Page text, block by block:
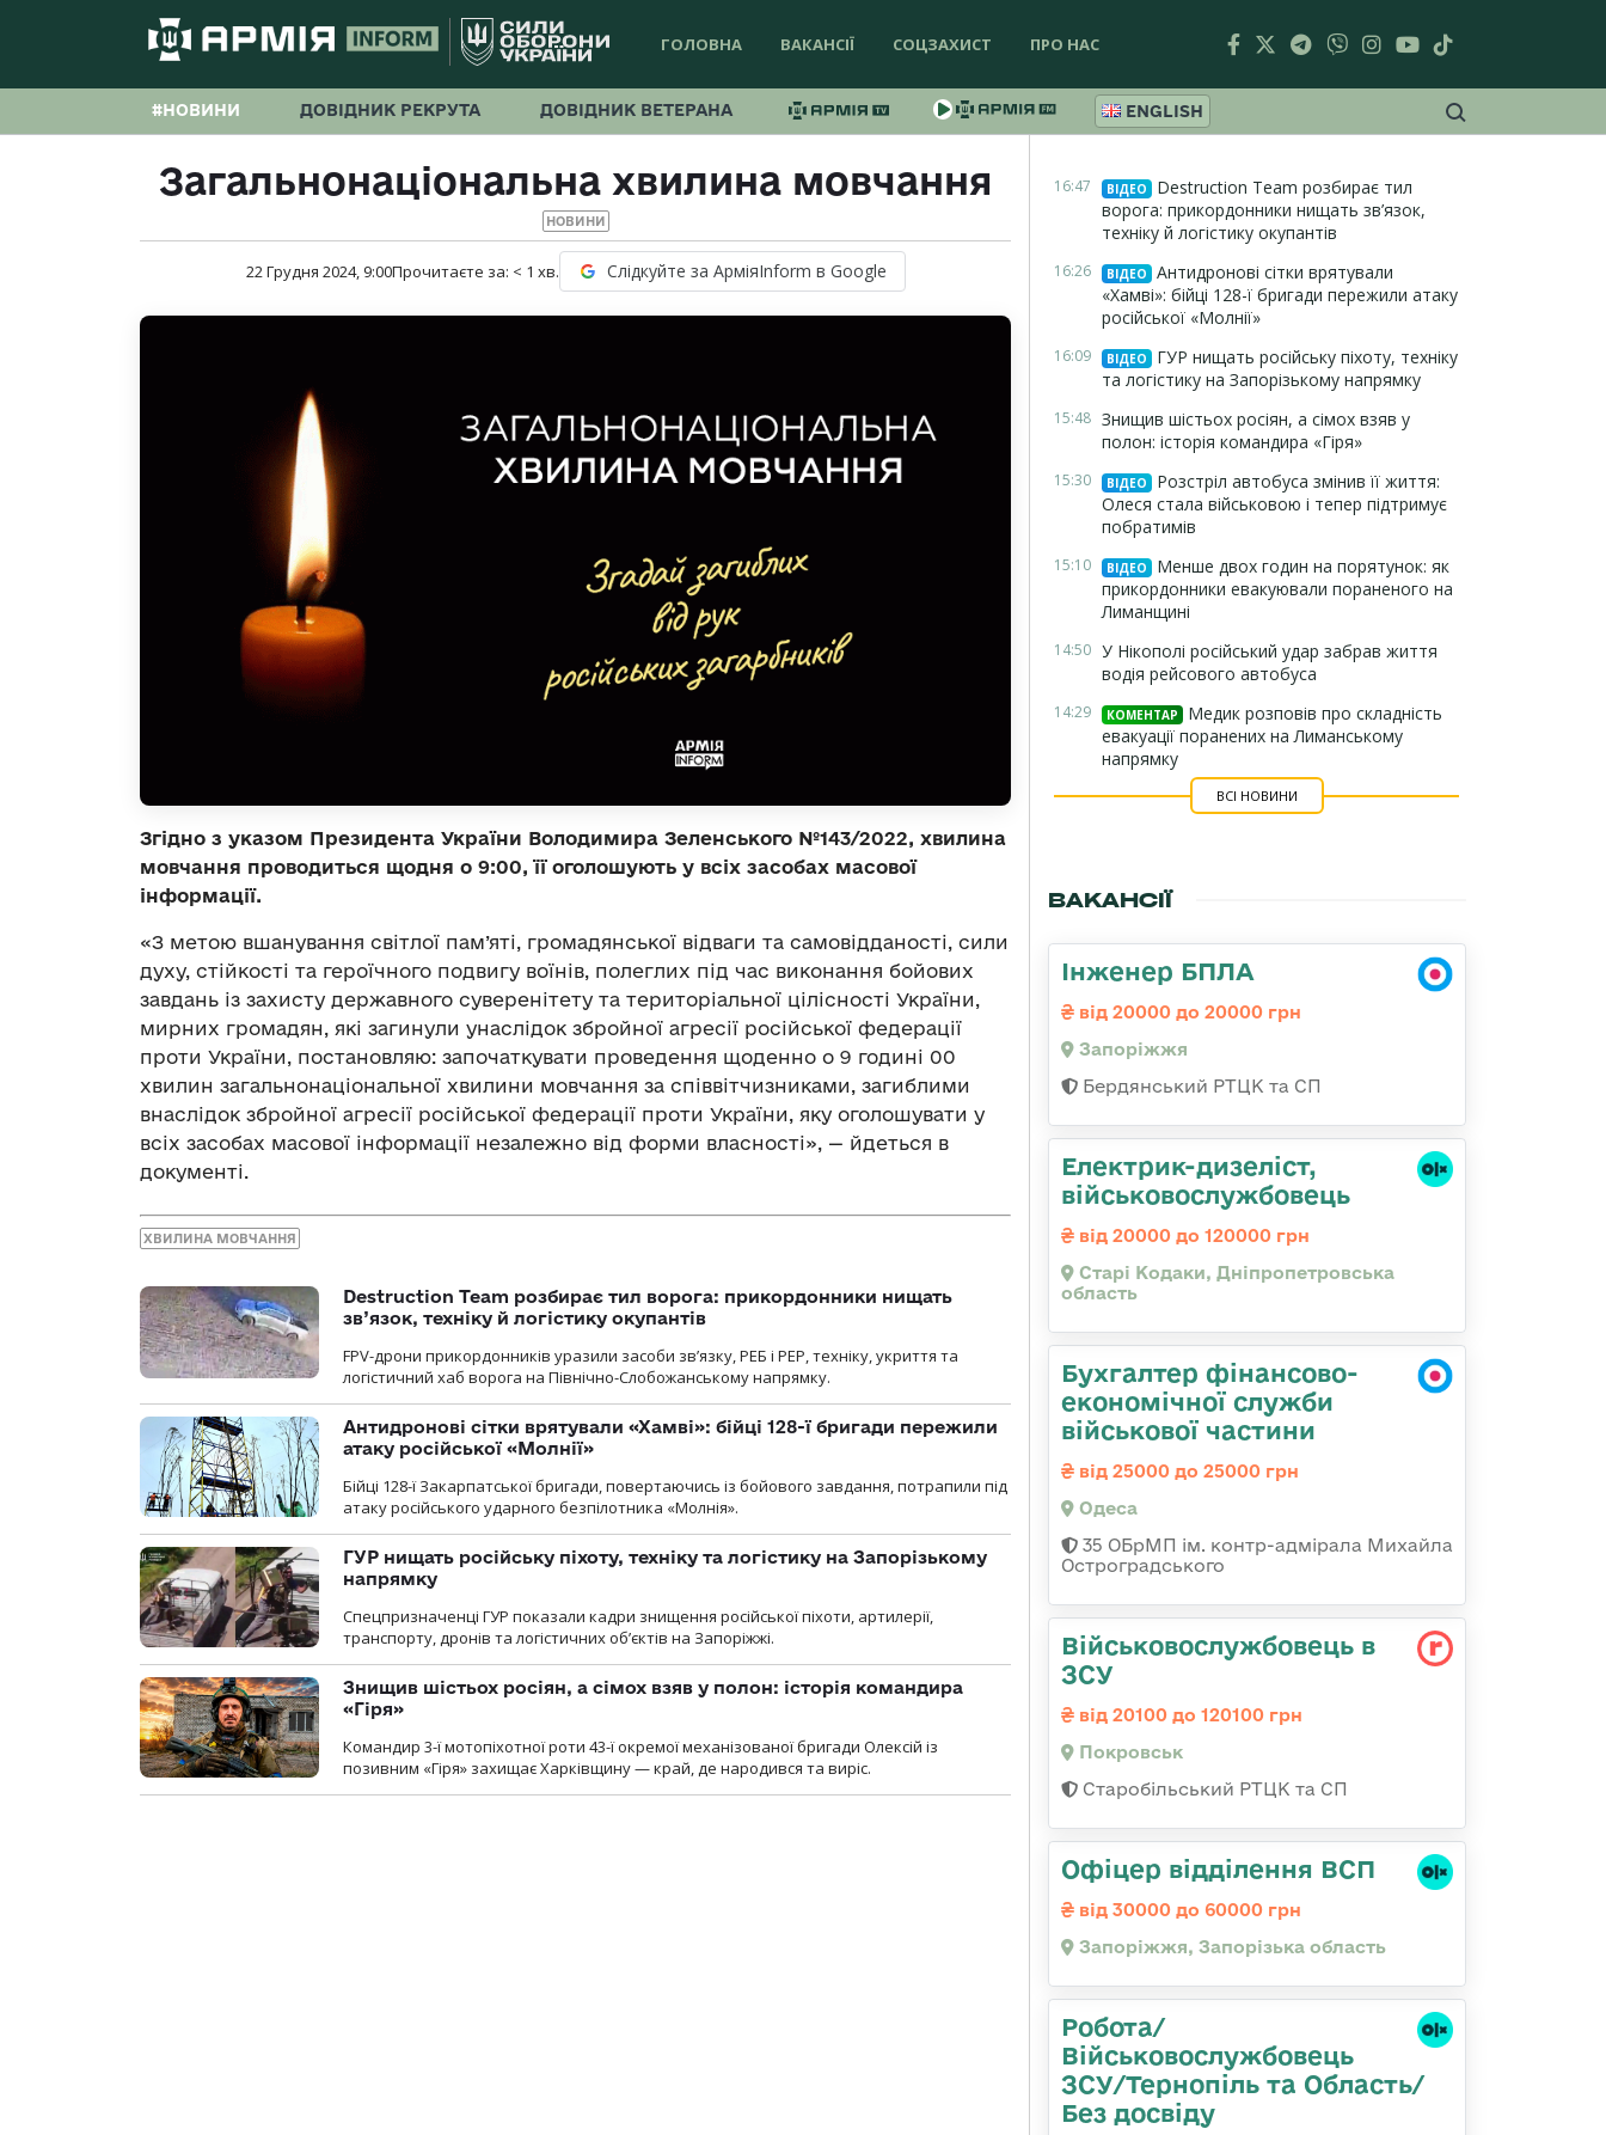
ГОЛОВНА ВАКАНСІЇ СОЦЗАХИСТ ПРО НАС
#НОВИНИ ДОВІДНИК РЕКРУТА ДОВІДНИК ВЕТЕРАНА ENGLISH
Загальнонаціональна хвилина мовчання
НОВИНИ
22 Грудня 2024, 9:00Прочитаєте за: < 1 хв. Слідкуйте за АрміяInform в Google
Згідно з указом Президента України Володимира Зеленського №143/2022, хвилина
мовчання проводиться щодня о 9:00, її оголошують у всіх засобах масової
інформації.
«З метою вшанування світлої пам’яті, громадянської відваги та самовідданості, сили
духу, стійкості та героїчного подвигу воїнів, полеглих під час виконання бойових
завдань із захисту державного суверенітету та територіальної цілісності України,
мирних громадян, які загинули унаслідок збройної агресії російської федерації
проти України, постановляю: започаткувати проведення щоденно о 9 годині 00
хвилин загальнонаціональної хвилини мовчання за співвітчизниками, загиблими
внаслідок збройної агресії російської федерації проти України, яку оголошувати у
всіх засобах масової інформації незалежно від форми власності», — йдеться в
документі.
ХВИЛИНА МОВЧАННЯ
Destruction Team розбирає тил ворога: прикордонники нищать
зв’язок, техніку й логістику окупантів
FPV-дрони прикордонників уразили засоби зв’язку, РЕБ і РЕР, техніку, укриття та
логістичний хаб ворога на Північно-Слобожанському напрямку.
Антидронові сітки врятували «Хамві»: бійці 128-ї бригади пережили
атаку російської «Молнії»
Бійці 128-ї Закарпатської бригади, повертаючись із бойового завдання, потрапили під
атаку російського ударного безпілотника «Молнія».
ГУР нищать російську піхоту, техніку та логістику на Запорізькому
напрямку
Спецпризначенці ГУР показали кадри знищення російської піхоти, артилерії,
транспорту, дронів та логістичних об’єктів на Запоріжжі.
Знищив шістьох росіян, а сімох взяв у полон: історія командира
«Гіря»
Командир 3-ї мотопіхотної роти 43-ї окремої механізованої бригади Олексій із
позивним «Гіря» захищає Харківщину — край, де народився та виріс.
16:47 ВІДЕО
Destruction Team розбирає тил
ворога: прикордонники нищать зв’язок,
техніку й логістику окупантів
16:26 ВІДЕО
Антидронові сітки врятували
«Хамві»: бійці 128-ї бригади пережили атаку
російської «Молнії»
16:09 ВІДЕО
ГУР нищать російську піхоту, техніку
та логістику на Запорізькому напрямку
15:48 Знищив шістьох росіян, а сімох взяв у
полон: історія командира «Гіря»
15:30 ВІДЕО
Розстріл автобуса змінив її життя:
Олеся стала військовою і тепер підтримує
побратимів
15:10 ВІДЕО
Менше двох годин на порятунок: як
прикордонники евакуювали пораненого на
Лиманщині
14:50 У Нікополі російський удар забрав життя
водія рейсового автобуса
14:29 КОМЕНТАР
Медик розповів про складність
евакуації поранених на Лиманському
напрямку
ВСІ НОВИНИ
ВАКАНСІЇ
Інженер БПЛА
від 20000 до 20000 грн
Запоріжжя
Бердянський РТЦК та СП
Електрик-дизеліст,
військовослужбовець
від 20000 до 120000 грн
Старі Кодаки, Дніпропетровська
область
Бухгалтер фінансово-
економічної служби
військової частини
від 25000 до 25000 грн
Одеса
35 ОБрМП ім. контр-адмірала Михайла
Остроградського
Військовослужбовець в
ЗСУ
від 20100 до 120100 грн
Покровськ
Старобільський РТЦК та СП
Офіцер відділення ВСП
від 30000 до 60000 грн
Запоріжжя, Запорізька область
Робота/
Військовослужбовець
ЗСУ/Тернопіль та Область/
Без досвіду